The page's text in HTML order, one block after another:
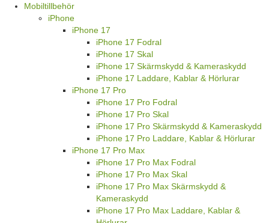
Mobiltillbehör
iPhone
iPhone 17
iPhone 17 Fodral
iPhone 17 Skal
iPhone 17 Skärmskydd & Kameraskydd
iPhone 17 Laddare, Kablar & Hörlurar
iPhone 17 Pro
iPhone 17 Pro Fodral
iPhone 17 Pro Skal
iPhone 17 Pro Skärmskydd & Kameraskydd
iPhone 17 Pro Laddare, Kablar & Hörlurar
iPhone 17 Pro Max
iPhone 17 Pro Max Fodral
iPhone 17 Pro Max Skal
iPhone 17 Pro Max Skärmskydd &
Kameraskydd
iPhone 17 Pro Max Laddare, Kablar &